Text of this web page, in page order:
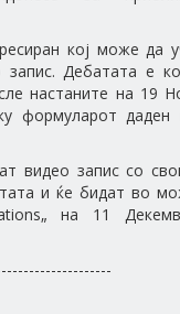
кој може да
Дебатата е
настаните на 19
формуларот даден
видео запис со
и ќе бидат во
на 11